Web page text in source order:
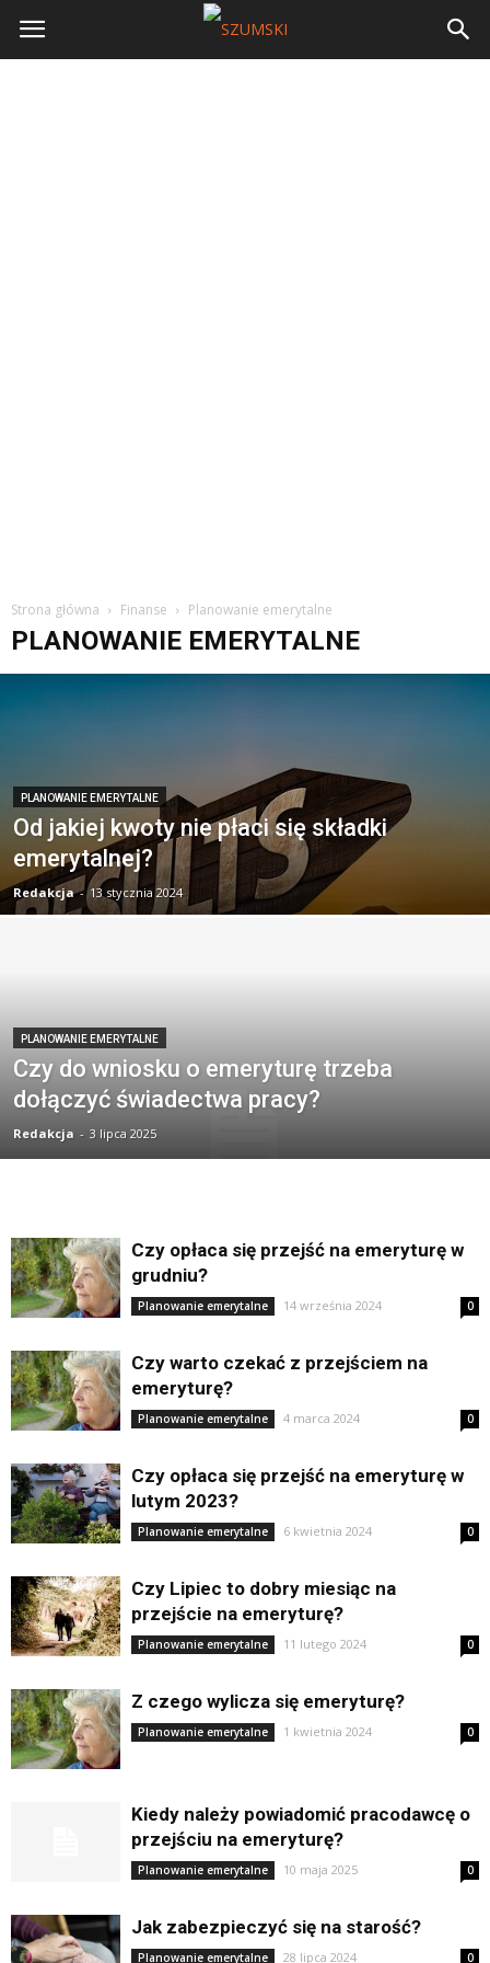
Strona główna Finanse Planowanie emerytalne
PLANOWANIE EMERYTALNE
PLANOWANIE EMERYTALNE
Od jakiej kwoty nie płaci się składki
emerytalnej?
Redakcja - 13 stycznia 2024
PLANOWANIE EMERYTALNE
Czy do wniosku o emeryturę trzeba
dołączyć świadectwa pracy?
Redakcja - 3 lipca 2025
Czy opłaca się przejść na emeryturę w
grudniu?
Planowanie emerytalne 14 września 2024 0
Czy warto czekać z przejściem na
emeryturę?
Planowanie emerytalne 4 marca 2024 0
Czy opłaca się przejść na emeryturę w
lutym 2023?
Planowanie emerytalne 6 kwietnia 2024 0
Czy Lipiec to dobry miesiąc na
przejście na emeryturę?
Planowanie emerytalne 11 lutego 2024 0
Z czego wylicza się emeryturę?
Planowanie emerytalne 1 kwietnia 2024 0
Kiedy należy powiadomić pracodawcę o
przejściu na emeryturę?
Planowanie emerytalne 10 maja 2025 0
Jak zabezpieczyć się na starość?
Planowanie emerytalne 28 lipca 2024 0